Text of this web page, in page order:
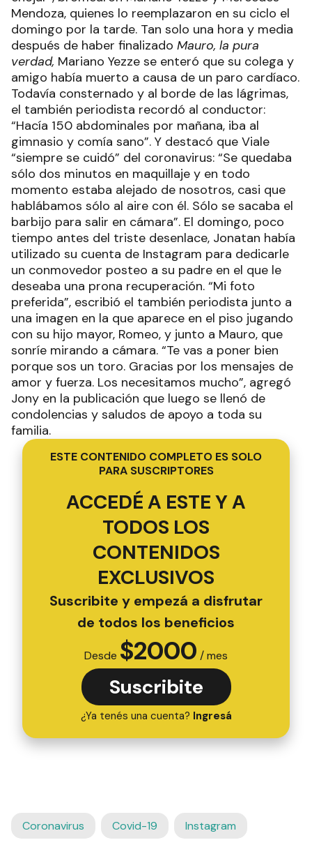
Mendoza, quienes lo reemplazaron en su ciclo el
domingo por la tarde. Tan solo una hora y media
después de haber finalizado Mauro, la pura
verdad, Mariano Yezze se enteró que su colega y
amigo había muerto a causa de un paro cardíaco.
Todavía consternado y al borde de las lágrimas,
el también periodista recordó al conductor:
“Hacía 150 abdominales por mañana, iba al
gimnasio y comía sano”. Y destacó que Viale
“siempre se cuidó” del coronavirus: “Se quedaba
sólo dos minutos en maquillaje y en todo
momento estaba alejado de nosotros, casi que
hablábamos sólo al aire con él. Sólo se sacaba el
barbijo para salir en cámara”. El domingo, poco
tiempo antes del triste desenlace, Jonatan había
utilizado su cuenta de Instagram para dedicarle
un conmovedor posteo a su padre en el que le
deseaba una prona recuperación. “Mi foto
preferida”, escribió el también periodista junto a
una imagen en la que aparece en el piso jugando
con su hijo mayor, Romeo, y junto a Mauro, que
sonríe mirando a cámara. “Te vas a poner bien
porque sos un toro. Gracias por los mensajes de
amor y fuerza. Los necesitamos mucho”, agregó
Jony en la publicación que luego se llenó de
condolencias y saludos de apoyo a toda su
familia.
ESTE CONTENIDO COMPLETO ES SOLO
PARA SUSCRIPTORES
ACCEDÉ A ESTE Y A
TODOS LOS
CONTENIDOS
EXCLUSIVOS
Suscribite y empezá a disfrutar
de todos los beneficios
Desde $2000 / mes
Suscribite
¿Ya tenés una cuenta? Ingresá
Coronavirus Covid-19 Instagram